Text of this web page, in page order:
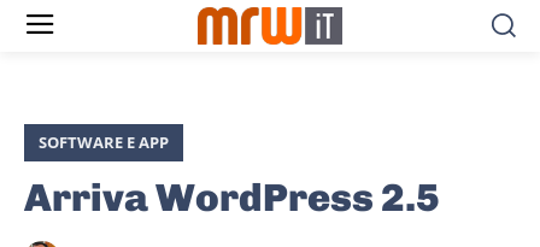
SOFTWARE E APP
Arriva WordPress 2.5